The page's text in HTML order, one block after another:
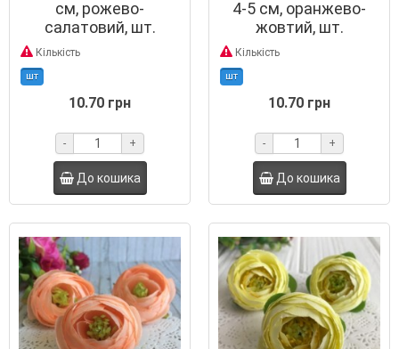
см, рожево-
салатовий, шт.
Кількість
шт
10.70 грн
- +
До кошика
4-5 см, оранжево-
жовтий, шт.
Кількість
шт
10.70 грн
- +
До кошика